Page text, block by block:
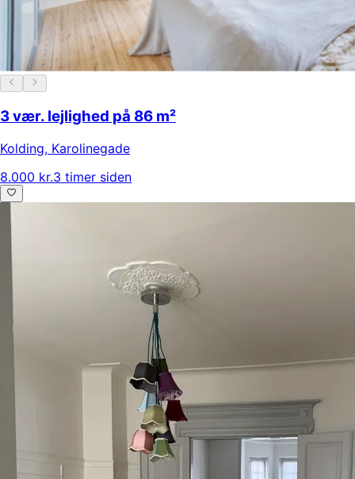
3 vær. lejlighed på 86 m²
Kolding, Karolinegade
8.000 kr.3 timer siden